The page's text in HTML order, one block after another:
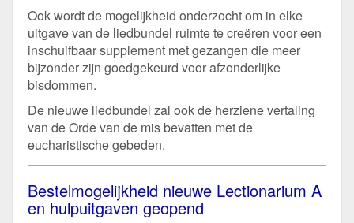
Ook wordt de mogelijkheid onderzocht om in elke
uitgave van de liedbundel ruimte te creëren voor een
inschuifbaar supplement met gezangen die meer
bijzonder zijn goedgekeurd voor afzonderlijke
bisdommen.
De nieuwe liedbundel zal ook de herziene vertaling
van de Orde van de mis bevatten met de
eucharistische gebeden.
Bestelmogelijkheid nieuwe Lectionarium A
en hulpuitgaven geopend